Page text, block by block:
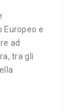
Europeo e
ad
tra gli